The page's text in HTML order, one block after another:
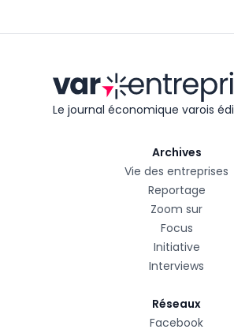
Le journal économique varois
Archives
Vie des entreprises
Reportage
Zoom sur
Focus
Initiative
Interviews
Réseaux
Facebook